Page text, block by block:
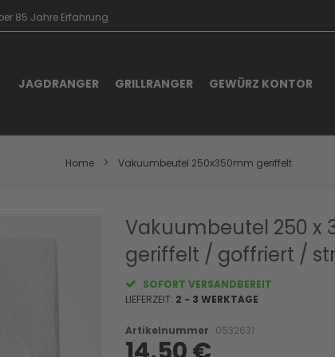
85 Jahre Erfahrung
JAGDRANGER GRILLRANGER GEWÜRZ KONTOR
Home Vakuumbeutel 250x350mm geriffelt
Vakuumbeutel 250 x
geriffelt / goffriert /
SOFORT VERSANDBEREIT
LIEFERZEIT: 2 - 3 WERKTAGE
Artikelnummer 0532631
beginning
gallery